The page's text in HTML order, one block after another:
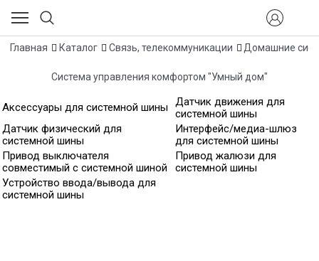
Главная Каталог Связь, телекоммуникации Домашние
Система управления комфортом "Умный дом"
Аксессуары для системной шины
Датчик движения для
системной шины
Датчик физический для
системной шины
Интерфейс/медиа-шлюз
для системной шины
Привод выключателя
совместимый с системной шиной
Привод жалюзи для
системной шины
Устройство ввода/вывода для
системной шины